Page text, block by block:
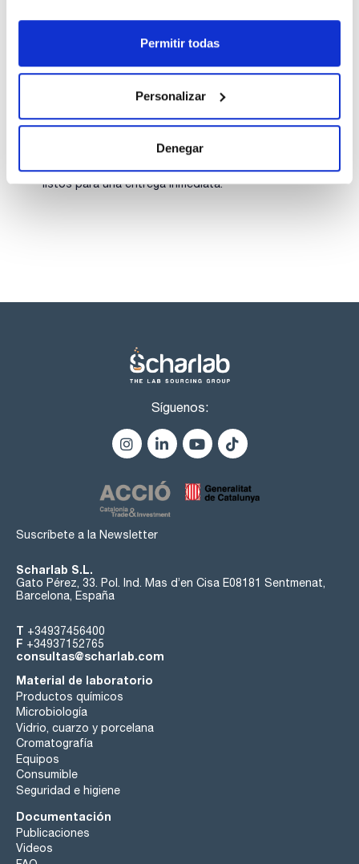
Permitir todas
Personalizar
Denegar
- IATA/ICAO: 8 III UN 1805
- Palabra de advertencia-GHS: Peligro
- Frases H-GHS : H290 - H302 - H314
- Frases P-GHS: P280 - P303+P361+P353 - P305+P351+P338
- P310 - P405 - P501a -
- Partida arancelaria: 2809200000
contenido (acidimétrico) : 85,0 - 90,0 % m/m
Identificación A (EP): pasa test
cobre (Cu): max. 5 ppm
metales pesados ( como Pb) : max. 0,001 %
hierro (Fe): max. 0,001 %
magnesio (Mg): max. 20 ppm
manganeso (Mn): max. 0,5 ppm
niquel (Ni): max. 5 ppm
potasio (K): max. 50 ppm
sodio (Na): max. 0,025 %
sustancias reductoras KMnO4 : pasa test
TDS / Ficha técnica
COA
Regístrate para
SDS/ Hoja de seguridad
Los productos marcados con esta imagen son
productos marca Scharlau habitualmente en stock,
listos para una entrega inmediata.
Síguenos:
Suscríbete a la Newsletter
Scharlab S.L.
Gato Pérez, 33. Pol. Ind. Mas d’en Cisa E08181 Sentmenat,
Barcelona, España
T +34937456400
F +34937152765
consultas@scharlab.com
Material de laboratorio
Productos químicos
Microbiología
Vidrio, cuarzo y porcelana
Cromatografía
Equipos
Consumible
Seguridad e higiene
Documentación
Publicaciones
Videos